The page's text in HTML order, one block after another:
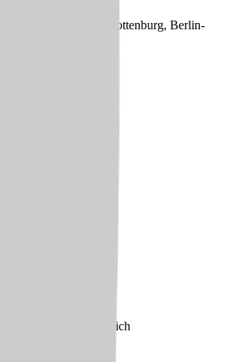
Berlin-Mitte, Charlottenburg, Berlin-
& unverbindlich